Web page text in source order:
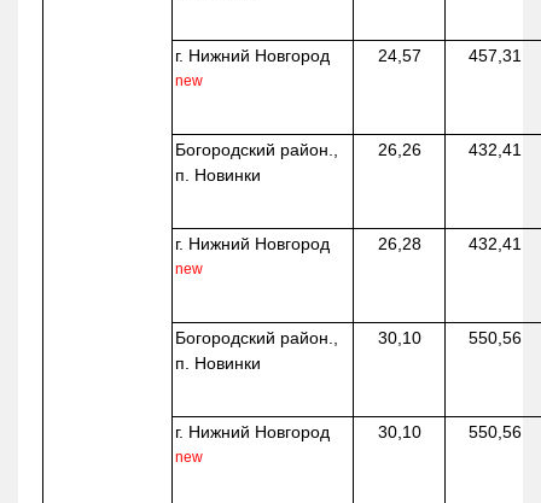
г. Нижний Новгород
new
24,57 457,31
Богородский район.,
п. Новинки
26,26 432,41
г. Нижний Новгород
new
26,28 432,41
Богородский район.,
п. Новинки
30,10 550,56
г. Нижний Новгород
new
30,10 550,56